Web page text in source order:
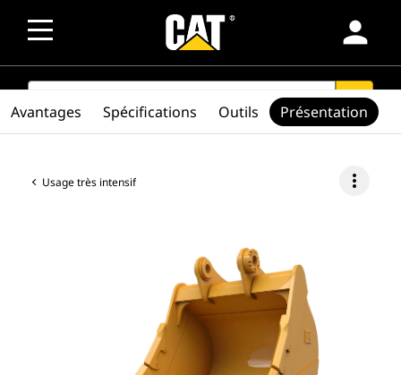
person
SEARCH search
Usage très intensif more_vert
Avantages Spécifications Outils Présentation